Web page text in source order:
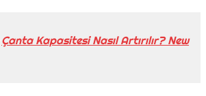
Çanta Kapasitesi Nasıl Artırılır? New